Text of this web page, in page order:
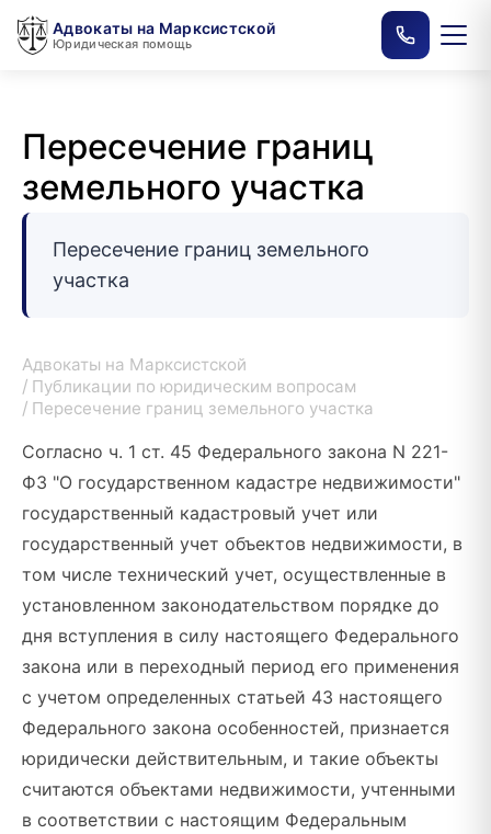
Адвокаты на Марксистской
Юридическая помощь
Пересечение границ
земельного участка
Пересечение границ земельного
участка
Адвокаты на Марксистской
Публикации по юридическим вопросам
Пересечение границ земельного участка
Согласно ч. 1 ст. 45 Федерального закона N 221-
ФЗ "О государственном кадастре недвижимости"
государственный кадастровый учет или
государственный учет объектов недвижимости, в
том числе технический учет, осуществленные в
установленном законодательством порядке до
дня вступления в силу настоящего Федерального
закона или в переходный период его применения
с учетом определенных статьей 43 настоящего
Федерального закона особенностей, признается
юридически действительным, и такие объекты
считаются объектами недвижимости, учтенными
в соответствии с настоящим Федеральным